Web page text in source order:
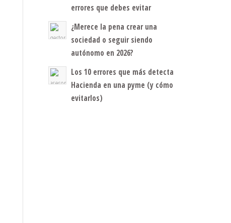
errores que debes evitar
¿Merece la pena crear una
sociedad o seguir siendo
autónomo en 2026?
Los 10 errores que más detecta
Hacienda en una pyme (y cómo
evitarlos)